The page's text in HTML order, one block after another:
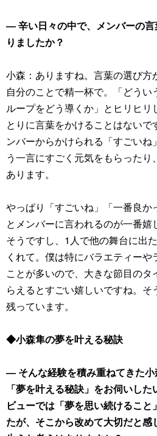
― 辛い日々の中で、メンバーの
りましたか？
小森：ありますね。言葉の選び
自分のことで精一杯で。「どう
ループをどう導くか」とヒリヒ
とりに言葉をかけることはないで
ンバーからかけられる「すごい
う一言にすごく元気をもらった
あります。
やっぱり「すごいね」「一番良か
とメンバーに言われるのが一番嬉
そうですし、1人で他の舞台に出
くれて。僕は特にバラエティーや
ことが多いので、大きな節目のタ
らえるとすごい嬉しいですね。
残っています。
◆小森隼の夢を叶える秘訣
― そんな経験を積み重ねてきた小
「夢を叶える秘訣」をお伺いし
ビューでは「夢を思い続けるこ
たが、そこから改めて大切だと